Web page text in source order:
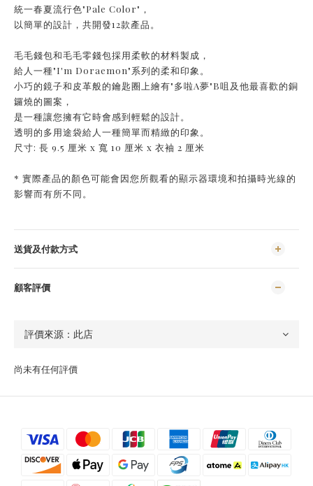
統一春夏流行色"Pale Color"，
以簡單的設計，共開發12款產品。
毛毛錢包和毛毛零錢包採用柔軟的材料製成，
給人一種"I'm Doraemon"系列的柔和印象。
小巧的鏡子和皮革般的鑰匙圈上繪有"多啦A夢"B咀及他最喜歡的銅
鑼燒的圖案，
是一種讓您擁有它時會感到輕鬆的設計。
透明的多用途袋給人一種簡單而精緻的印象。
尺寸: 長 9.5 厘米 x 寬 10 厘米 x 衣袖 2 厘米
* 實際產品的顏色可能會因您所觀看的顯示器環境和拍攝時光線的
影響而有所不同。
送貨及付款方式
顧客評價
尚未有任何評價